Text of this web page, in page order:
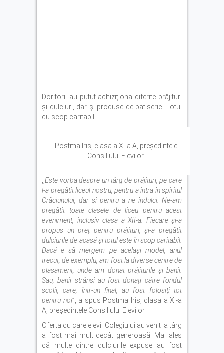
Doritorii au putut achiziționa diferite prăjituri
și dulciuri, dar și produse de patiserie. Totul
cu scop caritabil.
Postma Iris, clasa a XI-a A, președintele
Consiliului Elevilor.
Este vorba despre un târg de prăjituri, pe care
l-a pregătit liceul nostru, pentru a intra în spiritul
Crăciunului, dar și pentru a ne îndulci. Ne-am
pregătit toate clasele de liceu pentru acest
eveniment, inclusiv clasa a XII-a. Fiecare și-a
propus un preț pentru prăjituri, și-a pregătit
dulciurile de acasă și totul este în scop caritabil.
Dacă e să mergem pe același model, anul
trecut, de exemplu, am fost la diverse centre de
plasament, unde am donat prăjiturile și banii.
Sau, banii strânși au fost donați către fondul
școlii, care, într-un final, au fost folosiți tot
pentru noi”, a spus Postma Iris, clasa a XI-a
A, președintele Consiliului Elevilor.
Oferta cu care elevii Colegiului au venit la târg
a fost mai mult decât generoasă. Mai ales
că multe dintre dulciurile expuse au fost